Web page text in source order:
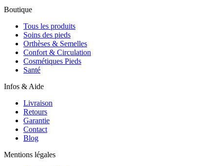
Boutique
Tous les produits
Soins des pieds
Orthèses & Semelles
Confort & Circulation
Cosmétiques Pieds
Santé
Infos & Aide
Livraison
Retours
Garantie
Contact
Blog
Mentions légales